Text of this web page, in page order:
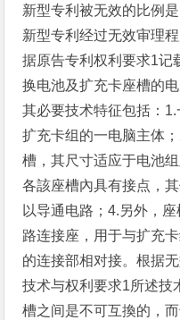
新型专利被无效的比例
新型专利经过无效审理
据原告专利权利要求1记
换电池及扩充卡座槽的
其必要技术特征包括：
扩充卡组的一电脑主体
槽，其尺寸适应于电池
各該座槽內具有接点，
以导通电路；4.另外，
路连接座，用于与扩充
的连接部相对接。根据
技术与权利要求1所述技
槽之间是不可互換的，